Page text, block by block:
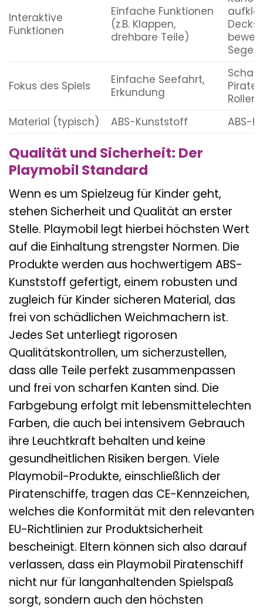
Interaktive
Funktionen
Einfache Funktionen
(z.B. Klappen,
drehbare Teile)
Decks,
Segel
Fokus des Spiels
Einfache Seefahrt,
Erkundung
Material (typisch)
ABS-Kunststoff ABS-
Qualität und Sicherheit: Der
Playmobil Standard
Wenn es um Spielzeug für Kinder geht,
stehen Sicherheit und Qualität an erster
Stelle. Playmobil legt hierbei höchsten Wert
auf die Einhaltung strengster Normen. Die
Produkte werden aus hochwertigem ABS-
Kunststoff gefertigt, einem robusten und
zugleich für Kinder sicheren Material, das
frei von schädlichen Weichmachern ist.
Jedes Set unterliegt rigorosen
Qualitätskontrollen, um sicherzustellen,
dass alle Teile perfekt zusammenpassen
und frei von scharfen Kanten sind. Die
Farbgebung erfolgt mit lebensmittelechten
Farben, die auch bei intensivem Gebrauch
ihre Leuchtkraft behalten und keine
gesundheitlichen Risiken bergen. Viele
Playmobil-Produkte, einschließlich der
Piratenschiffe, tragen das CE-Kennzeichen,
welches die Konformität mit den relevanten
EU-Richtlinien zur Produktsicherheit
bescheinigt. Eltern können sich also darauf
verlassen, dass ein Playmobil Piratenschiff
nicht nur für langanhaltenden Spielspaß
sorgt, sondern auch den höchsten